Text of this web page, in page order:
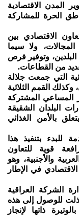
المدن الاقتصادية
الحرة للمشاركة
الاقتصادي بين
ولا سيما
البلدين، وتوفير فرص
من القطاعات.
التي جمعت جلالة
وكذلك القمم الثلاثية
المساعي المشتركة
البلدان الشقيقة
بالأمن الغذائي
للبدء بتنفيذ هذا
قوية للتعاون
والأجنبية، وهو
في الإطار
الشركة العراقية
بذلت للوصول إلى هذه
ذاتها لإنجاز